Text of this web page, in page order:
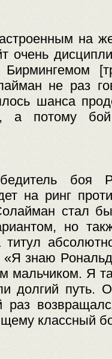
на
очень
не раз
шанса
а потому бой
боя
на ринг
стал
но
«Я знаю
мальчиком. Я
долгий путь.
раз
классный